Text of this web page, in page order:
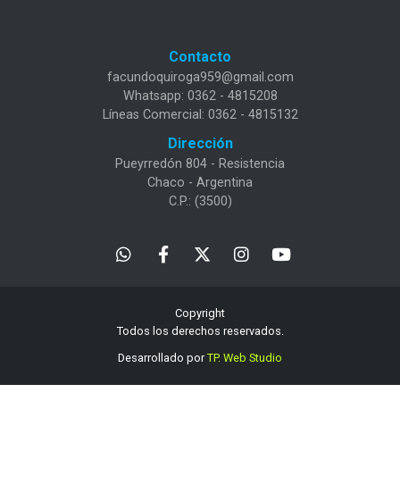
Contacto
facundoquiroga959@gmail.com
Whatsapp: 0362 - 4815208
Líneas Comercial: 0362 - 4815132
Dirección
Pueyrredón 804 - Resistencia
Chaco - Argentina
C.P.: (3500)
Copyright
Todos los derechos reservados.
Desarrollado porTP. Web Studio